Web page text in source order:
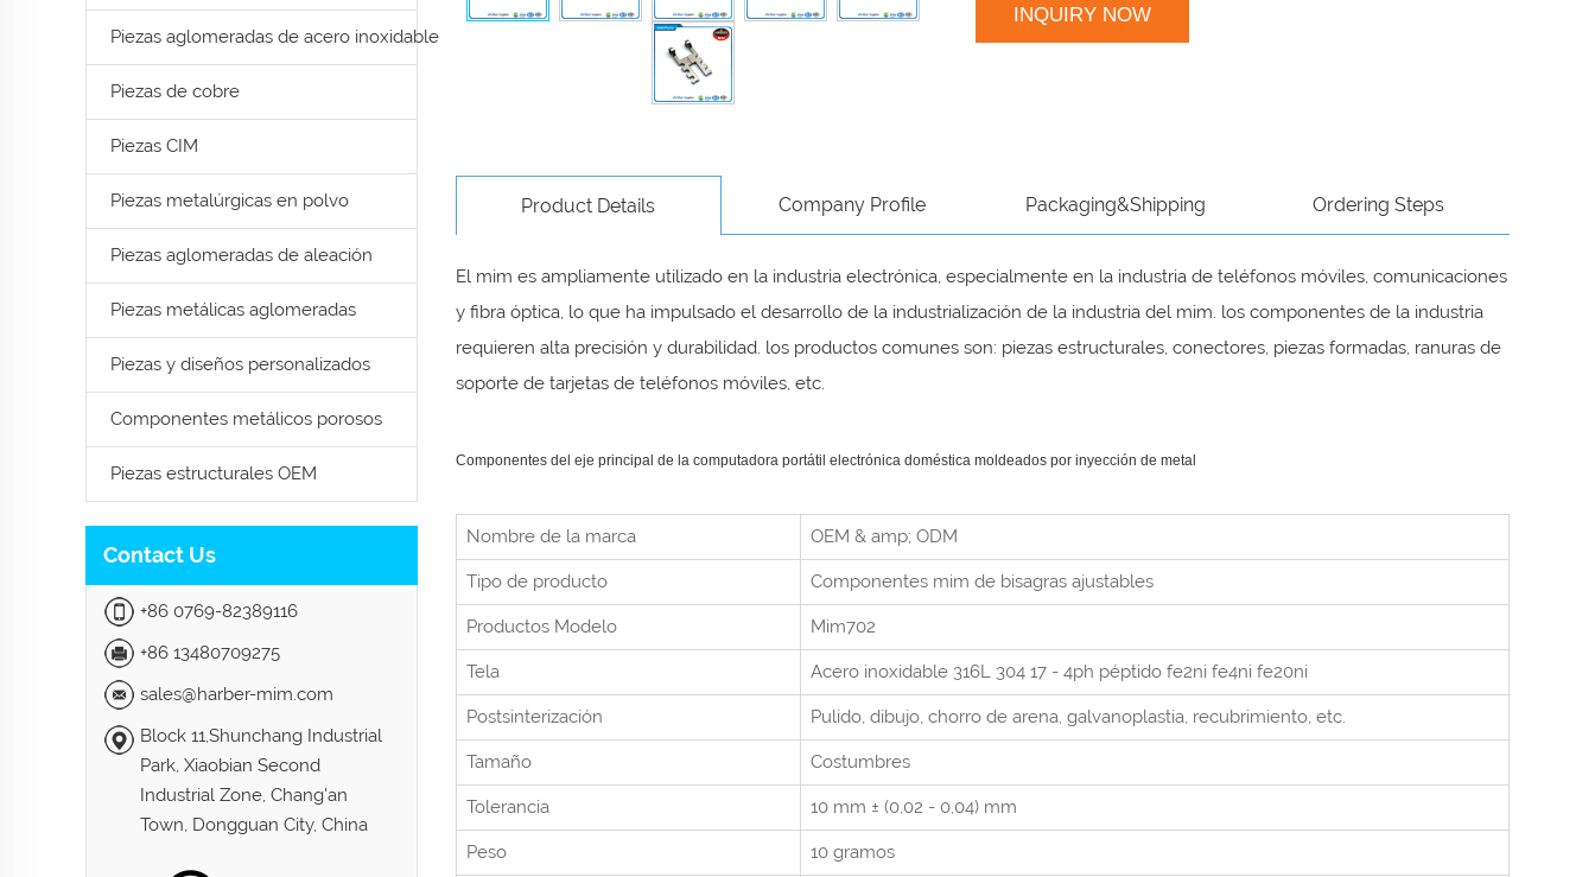
Piezas aglomeradas de acero inoxidable
Piezas de cobre
Piezas CIM
Piezas metalúrgicas en polvo
Piezas aglomeradas de aleación
Piezas metálicas aglomeradas
Piezas y diseños personalizados
Componentes metálicos porosos
Piezas estructurales OEM
Contact Us
+86 0769-82389116
+86 13480709275
sales@harber-mim.com
Block 11,Shunchang Industrial
Park, Xiaobian Second
Industrial Zone, Chang'an
Town, Dongguan City, China
INQUIRY NOW
Product Details Company Profile Packaging&Shipping Ordering Steps
El mim es ampliamente utilizado en la industria electrónica, especialmente en la industria de teléfonos móviles, comunicaciones
y fibra óptica, lo que ha impulsado el desarrollo de la industrialización de la industria del mim. los componentes de la industria
requieren alta precisión y durabilidad. los productos comunes son: piezas estructurales, conectores, piezas formadas, ranuras de
soporte de tarjetas de teléfonos móviles, etc.
Componentes del eje principal de la computadora portátil electrónica doméstica moldeados por inyección de metal
Nombre de la marca OEM & amp; ODM
Tipo de producto Componentes mim de bisagras ajustables
Productos Modelo Mim702
Tela Acero inoxidable 316L 304 17 - 4ph péptido fe2ni fe4ni fe20ni
Postsinterización Pulido, dibujo, chorro de arena, galvanoplastia, recubrimiento, etc.
Tamaño Costumbres
Tolerancia 10 mm ± (0,02 - 0,04) mm
Peso 10 gramos